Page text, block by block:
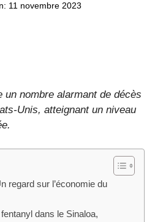
11 novembre 2023
un nombre alarmant de décès
Unis, atteignant un niveau
regard sur l’économie du
dans le Sinaloa,